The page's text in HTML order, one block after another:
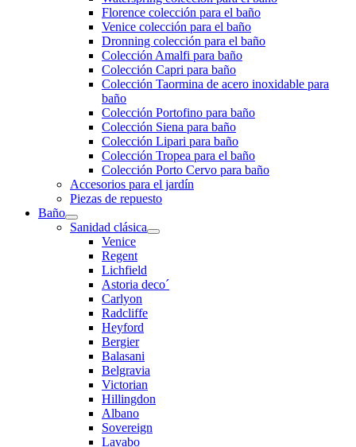
Florence colección para el baño
Venice colección para el baño
Dronning colección para el baño
Colección Amalfi para baño
Colección Capri para baño
Colección Taormina de acero inoxidable para
baño
Colección Portofino para baño
Colección Siena para baño
Colección Lipari para baño
Colección Tropea para el baño
Colección Porto Cervo para baño
Accesorios para el jardín
Piezas de repuesto
Baño
Sanidad clásica
Venice
Regent
Lichfield
Astoria deco´
Carlyon
Radcliffe
Heyford
Bergier
Balasani
Belgravia
Victorian
Hillingdon
Albano
Sovereign
Lavabo